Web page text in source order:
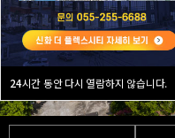
24시간 동안 다시 열람하지 않습니다.